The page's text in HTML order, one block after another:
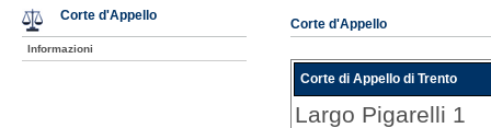
Corte d'Appello
Corte di Appello di Trento
Largo Pigarelli 1
Corte d'Appello
Informazioni